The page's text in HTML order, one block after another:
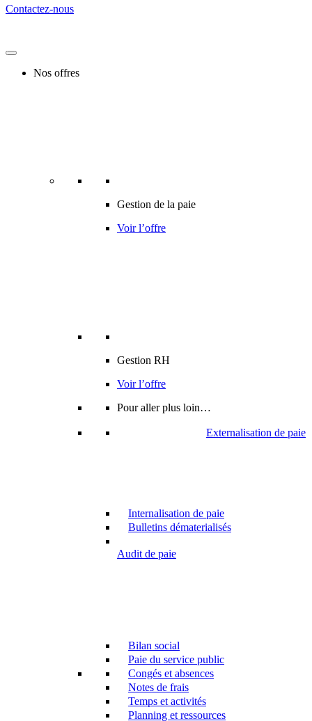
Contactez-nous
Nos offres
Gestion de la paie
Voir l’offre
Gestion RH
Voir l’offre
Pour aller plus loin…
Externalisation de paie
Internalisation de paie
Bulletins dématerialisés
Audit de paie
Bilan social
Paie du service public
Congés et absences
Notes de frais
Temps et activités
Planning et ressources